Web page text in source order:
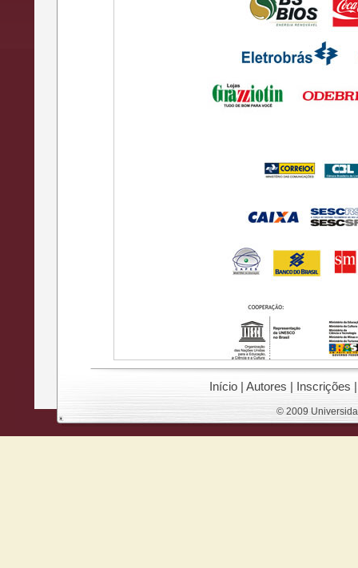
Início | Autores | Inscrições
© 2009